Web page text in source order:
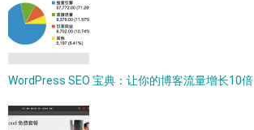
WordPress SEO 宝典：让你的博客流量增长10倍